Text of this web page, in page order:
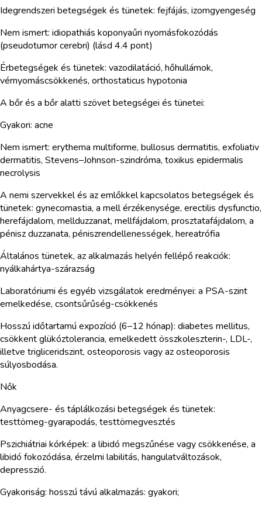
Idegrendszeri betegségek és tünetek: fejfájás, izomgyengeség
Nem ismert: idiopathiás koponyaűri nyomásfokozódás
(pseudotumor cerebri) (lásd 4.4 pont)
Érbetegségek és tünetek: vazodilatáció, hőhullámok,
vérnyomáscsökkenés, orthostaticus hypotonia
A bőr és a bőr alatti szövet betegségei és tünetei:
Gyakori: acne
Nem ismert: erythema multiforme, bullosus dermatitis, exfoliativ
dermatitis, Stevens–Johnson-szindróma, toxikus epidermalis
necrolysis
A nemi szervekkel és az emlőkkel kapcsolatos betegségek és
tünetek: gynecomastia, a mell érzékenysége, erectilis dysfunctio,
herefájdalom, mellduzzanat, mellfájdalom, prosztatafájdalom, a
pénisz duzzanata, péniszrendellenességek, hereatrófia
Általános tünetek, az alkalmazás helyén fellépő reakciók:
nyálkahártya-szárazság
Laboratóriumi és egyéb vizsgálatok eredményei: a PSA-szint
emelkedése, csontsűrűség-csökkenés
Hosszú időtartamú expozíció (6–12 hónap): diabetes mellitus,
csökkent glükóztolerancia, emelkedett összkoleszterin-, LDL-,
illetve trigliceridszint, osteoporosis vagy az osteoporosis
súlyosbodása.
Nők
Anyagcsere- és táplálkozási betegségek és tünetek:
testtömeg-gyarapodás, testtömegvesztés
Pszichiátriai kórképek: a libidó megszűnése vagy csökkenése, a
libidó fokozódása, érzelmi labilitás, hangulatváltozások,
depresszió.
Gyakoriság: hosszú távú alkalmazás: gyakori;